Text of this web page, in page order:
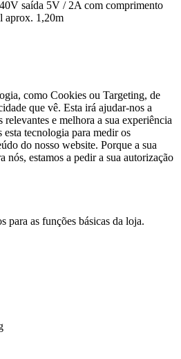
saída 5V / 2A com comprimento
aprox. 1,20m
como Cookies ou Targeting, de
que vê. Esta irá ajudar-nos a
e melhora a sua experiência
esta tecnologia para medir os
do nosso website. Porque a sua
nós, estamos a pedir a sua autorização
para as funções básicas da loja.